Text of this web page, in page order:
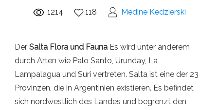
1214 118 Medine Kedzierski
Der Salta Flora und Fauna Es wird unter anderem
durch Arten wie Palo Santo, Urunday, La
Lampalagua und Suri vertreten. Salta ist eine der 23
Provinzen, die in Argentinien existieren. Es befindet
sich nordwestlich des Landes und begrenzt den